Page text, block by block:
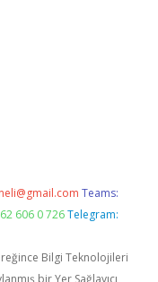
Teams:
606 0 726 Telegram:
Bilgi Teknolojileri
bir Yer Sağlayıcı